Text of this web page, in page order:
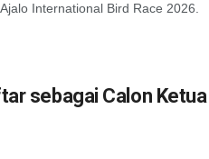
International Bird Race 2026.
sebagai Calon Ketua